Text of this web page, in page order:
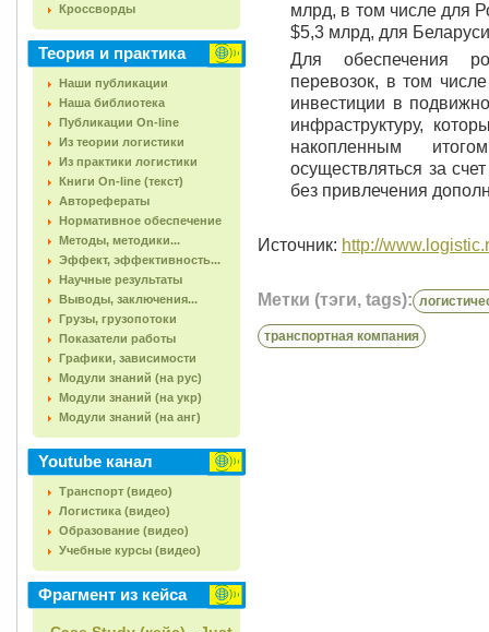
Кроссворды
Теория и практика
Наши публикации
Наша библиотека
Публикации On-line
Из теории логистики
Из практики логистики
Книги On-line (текст)
Авторефераты
Нормативное обеспечение
Методы, методики...
Эффект, эффективность...
Научные результаты
Выводы, заключения...
Грузы, грузопотоки
Показатели работы
Графики, зависимости
Модули знаний (на рус)
Модули знаний (на укр)
Модули знаний (на анг)
Youtube канал
Транспорт (видео)
Логистика (видео)
Образование (видео)
Учебные курсы (видео)
Фрагмент из кейса
млрд, в том числе для
$5,3 млрд, для
Для обеспечения
перевозок, в том
инвестиции в
инфраструктуру,
накопленным
осуществляться за
без привлечения
Источник: http://
Метки (тэги, tags):
транспортная компания